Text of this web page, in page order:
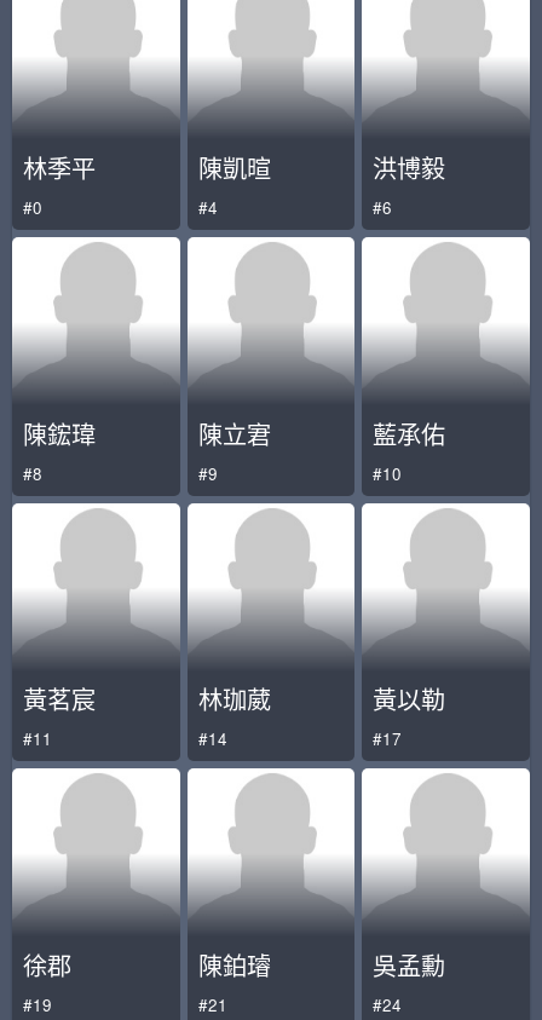
林季平
#0
陳凱暄
#4
洪博毅
#6
陳鋐瑋
#8
陳立宭
#9
藍承佑
#10
黃茗宸
#11
林珈葳
#14
黃以勒
#17
徐郡
#19
陳鉑璿
#21
吳孟勳
#24